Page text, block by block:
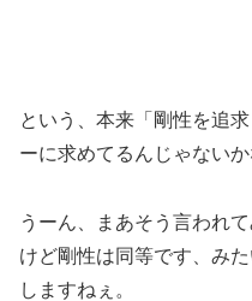
という、本来「剛性を追
ーに求めてるんじゃない
うーん、まあそう言われ
けど剛性は同等です、み
しますねぇ。